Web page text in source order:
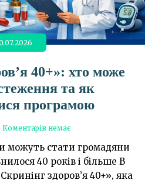
40+»: хто може
та як
програмою
Коментарів немає
можуть стати громадяни
40 років і більше В
здоров’я 40+», яка